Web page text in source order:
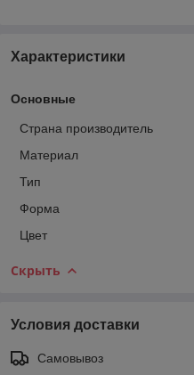
Характеристики
Основные
Страна производитель
Материал
Тип
Форма
Цвет
Скрыть
Условия доставки
Самовывоз